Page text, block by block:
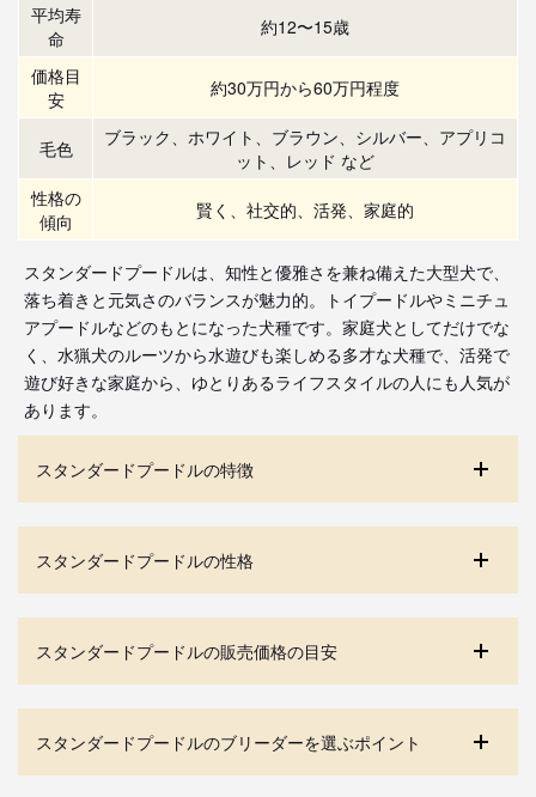
平均寿
命
約12〜15歳
価格目
安
約30万円から60万円程度
毛色
ブラック、ホワイト、ブラウン、シルバー、アプリコ
ット、レッド など
性格の
傾向
賢く、社交的、活発、家庭的
スタンダードプードルは、知性と優雅さを兼ね備えた大型犬で、
落ち着きと元気さのバランスが魅力的。トイプードルやミニチュ
アプードルなどのもとになった犬種です。家庭犬としてだけでな
く、水猟犬のルーツから水遊びも楽しめる多才な犬種で、活発で
遊び好きな家庭から、ゆとりあるライフスタイルの人にも人気が
あります。
スタンダードプードルの特徴
スタンダードプードルの性格
スタンダードプードルの販売価格の目安
スタンダードプードルのブリーダーを選ぶポイント